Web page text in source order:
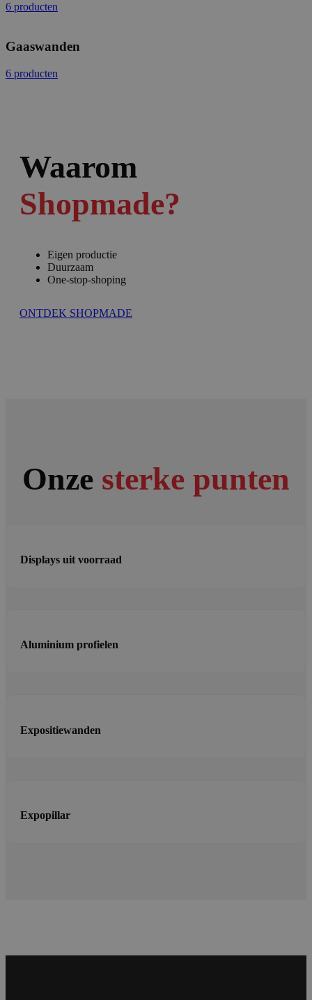
6 producten
Gaaswanden
6 producten
Waarom
Shopmade?
Eigen productie
Duurzaam
One-stop-shoping
ONTDEK SHOPMADE
Onze sterke punten
Displays uit voorraad
Aluminium profielen
Expositiewanden
Expopillar